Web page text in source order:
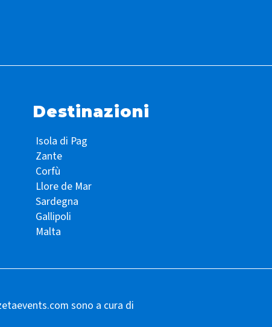
Destinazioni
Isola di Pag
Zante
Corfù
Llore de Mar
Sardegna
Gallipoli
Malta
sono a cura di